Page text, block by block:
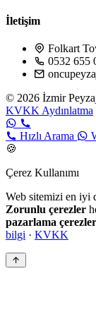
İletişim
Folkart
0532 655
© 2026 İzmir
KVKK Aydınlatma
Hızlı Arama
🍪
Çerez Kullanımı
Web sitemizi en iyi
Zorunlu çerezler
pazarlama
bilgi · KVKK